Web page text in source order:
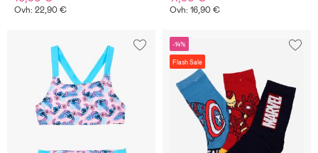
Ovh: 22,90 € Ovh: 16,90 €
-14%
Flash Sale